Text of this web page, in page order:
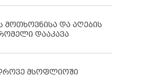
მოთხოვნისა და აღების
დააკავა
მსოფლიოში